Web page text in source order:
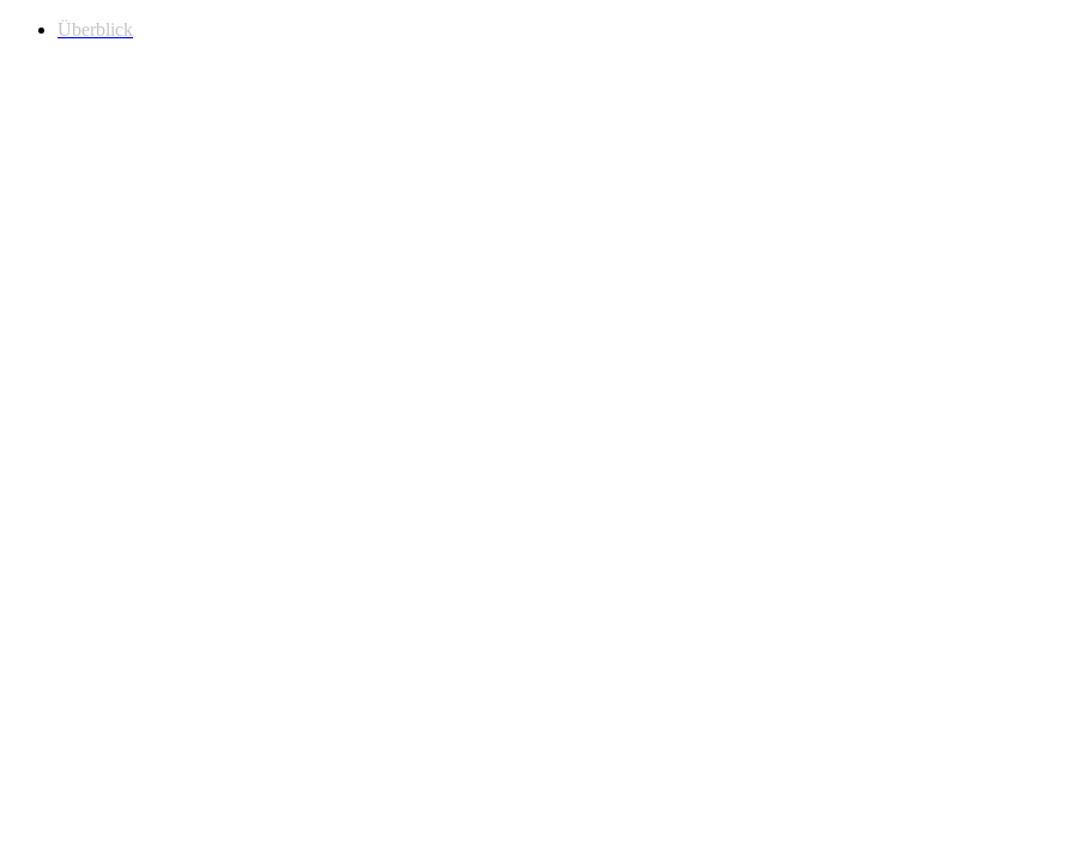
Überblick